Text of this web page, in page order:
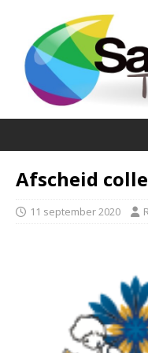
Afscheid
11 september 2020